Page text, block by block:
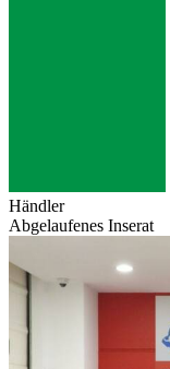
Händler
Abgelaufenes Inserat